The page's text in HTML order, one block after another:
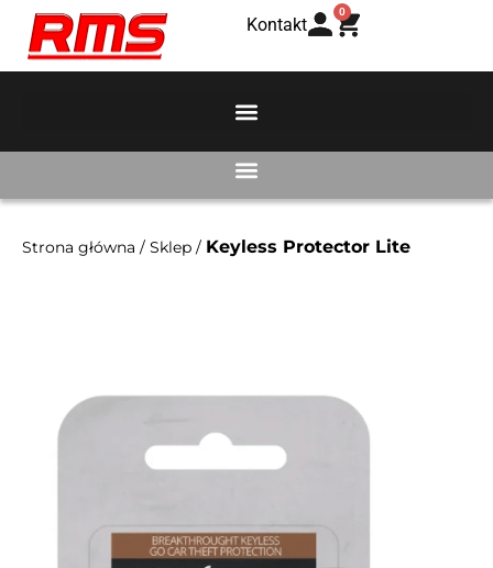
Kontakt
0
Strona główna / Sklep / Keyless Protector Lite